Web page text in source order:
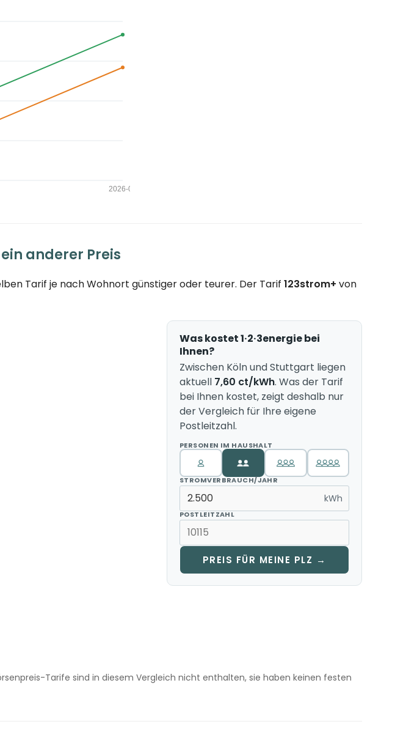
anderer Preis
Tarif je nach Wohnort günstiger oder teurer. Der Tarif 123strom+ von
Was kostet 1·2·3energie bei
Ihnen?
Zwischen Köln und Stuttgart liegen
aktuell 7,60 ct/kWh. Was der Tarif
bei Ihnen kostet, zeigt deshalb nur
der Vergleich für Ihre eigene
Postleitzahl.
PERSONEN IM HAUSHALT
STROMVERBRAUCH/JAHR
kWh
POSTLEITZAHL
PREIS FÜR MEINE PLZ →
Tarife sind in diesem Vergleich nicht enthalten, sie haben keinen festen